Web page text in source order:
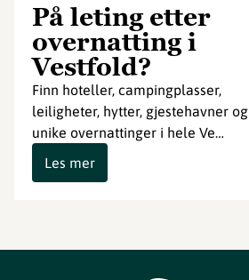
På leting etter
overnatting i
Vestfold?
Finn hoteller, campingplasser,
leiligheter, hytter, gjestehavner og
unike overnattinger i hele Ve…
Les mer